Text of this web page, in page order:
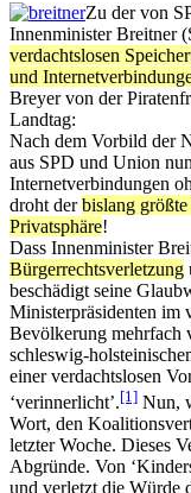
Zu der von
Innenminister Breitner
verdachtslosen
und
Breyer von der
Landtag:
Nach dem Vorbild der
aus SPD und Union
Internetverbindungen
droht derbislang
Privatsphäre!
Dass Innenminister
Bürgerrechtsverletzung
beschädigt seine
Ministerpräsidenten im
Bevölkerung mehrfach
schleswig-
einer verdachtslosen
‘verinnerlicht’.[1] Nun,
Wort, den
letzter Woche. Dieses
Abgründe. Von
und verletzt die Würde